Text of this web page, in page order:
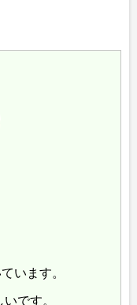
います。
です。